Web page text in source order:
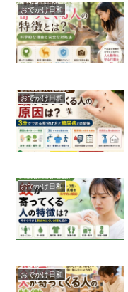
おでかけ日和
おでかけ日和
おでかけ日和
おでかけ日和